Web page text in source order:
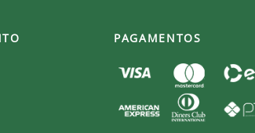
PAGAMENTOS